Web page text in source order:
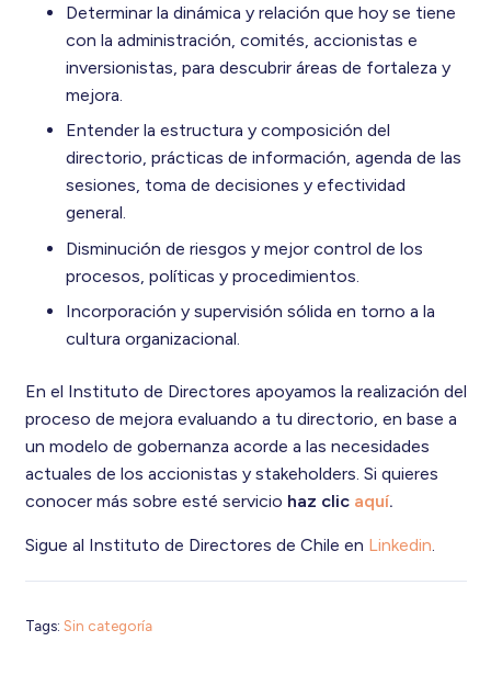
Determinar la dinámica y relación que hoy se tiene
con la administración, comités, accionistas e
inversionistas, para descubrir áreas de fortaleza y
mejora.
Entender la estructura y composición del
directorio, prácticas de información, agenda de las
sesiones, toma de decisiones y efectividad
general.
Disminución de riesgos y mejor control de los
procesos, políticas y procedimientos.
Incorporación y supervisión sólida en torno a la
cultura organizacional.
En el Instituto de Directores apoyamos la realización del
proceso de mejora evaluando a tu directorio, en base a
un modelo de gobernanza acorde a las necesidades
actuales de los accionistas y stakeholders. Si quieres
conocer más sobre esté servicio haz clic aquí.
Sigue al Instituto de Directores de Chile en Linkedin.
Tags: Sin categoría